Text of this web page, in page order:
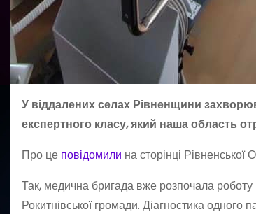
У віддалених селах Рівненщини
експертного класу, який наша область
Про це повідомили на сторінці Рівненської
Так, медична бригада вже розпочала роботу
Рокитнівської громади. Діагностика одного